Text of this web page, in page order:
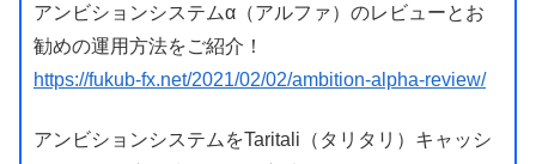
アンビションシステムα（アルファ）のレビューとお
勧めの運用方法をご紹介！
https://fukub-fx.net/2021/02/02/ambition-alpha-review/
アンビションシステムをTaritali（タリタリ）キャッシ